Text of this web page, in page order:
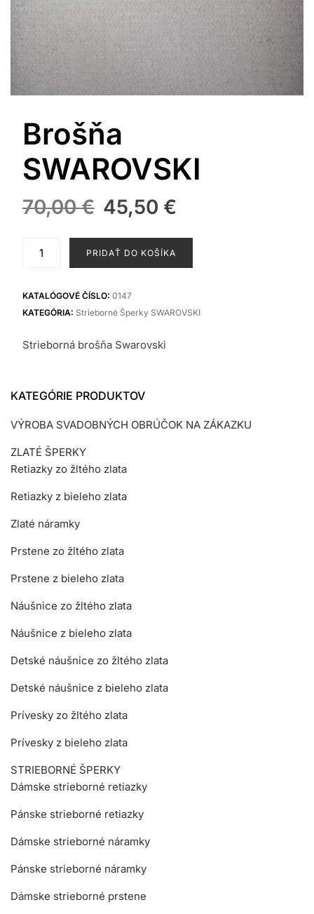
Brošňa
SWAROVSKI
70,00€ Pôvodná
cena
bola:
70,00 €.
45,50 €
je:
45,50 €.
PRIDAŤ DO KOŠÍKA
KATALÓGOVÉ ČÍSLO: 0147
KATEGÓRIA: Strieborné Šperky SWAROVSKI
Strieborná brošňa Swarovski
KATEGÓRIE PRODUKTOV
VÝROBA SVADOBNÝCH OBRÚČOK NA ZÁKAZKU
ZLATÉ ŠPERKY
Retiazky zo žltého zlata
Retiazky z bieleho zlata
Zlaté náramky
Prstene zo žltého zlata
Prstene z bieleho zlata
Náušnice zo žltého zlata
Náušnice z bieleho zlata
Detské náušnice zo žltého zlata
Detské náušnice z bieleho zlata
Prívesky zo žltého zlata
Prívesky z bieleho zlata
STRIEBORNÉ ŠPERKY
Dámske strieborné retiazky
Pánske strieborné retiazky
Dámske strieborné náramky
Pánske strieborné náramky
Dámske strieborné prstene